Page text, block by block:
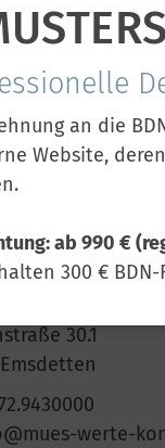
Inhalt
30.1
werte-
an die
Website,
ab 990 €
300 €